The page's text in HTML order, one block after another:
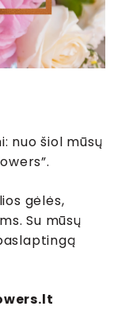
nuo šiol mūsų
gėlės,
Su mūsų